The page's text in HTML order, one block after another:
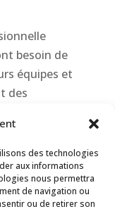
des technologies
aux informations
nous permettra
de navigation ou
ou de retirer son
besoin de
équipes et
des
et